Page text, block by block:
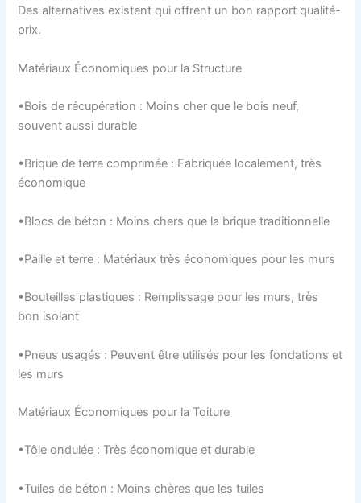
Des alternatives existent qui offrent un bon rapport qualité-
prix.
Matériaux Économiques pour la Structure
•Bois de récupération : Moins cher que le bois neuf,
souvent aussi durable
•Brique de terre comprimée : Fabriquée localement, très
économique
•Blocs de béton : Moins chers que la brique traditionnelle
•Paille et terre : Matériaux très économiques pour les murs
•Bouteilles plastiques : Remplissage pour les murs, très
bon isolant
•Pneus usagés : Peuvent être utilisés pour les fondations et
les murs
Matériaux Économiques pour la Toiture
•Tôle ondulée : Très économique et durable
•Tuiles de béton : Moins chères que les tuiles